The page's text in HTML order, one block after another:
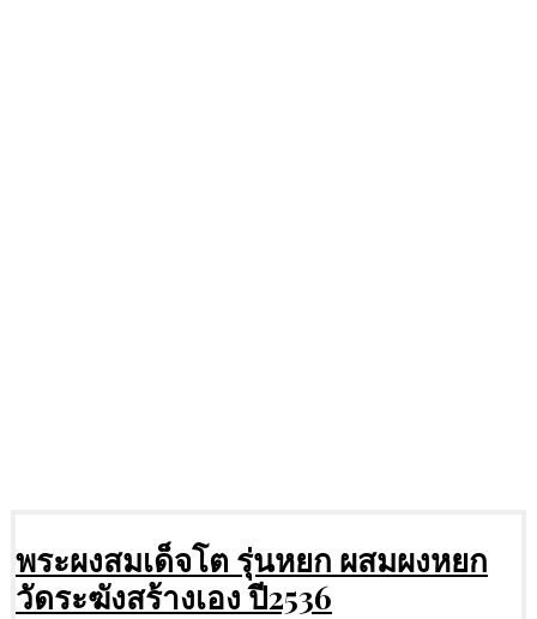
พระผงสมเด็จโต รุ่นหยก ผสมผงหยก
วัดระฆังสร้างเอง ปี2536